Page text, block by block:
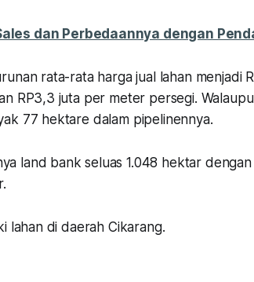
dan Perbedaannya dengan
rata-rata harga jual lahan menjadi
RP3,3 juta per meter persegi.
77 hektare dalam pipelinennya.
land bank seluas 1.048 hektar dengan
lahan di daerah Cikarang.